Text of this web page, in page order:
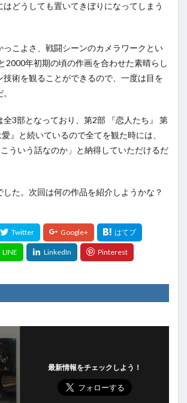
はどうしても置いてきぼりになってしまう
っこよさ、戦闘シーンのカメラワークとい
2000年初期の頃の作画を合わせた素晴らし
技術を観ることができるので、一度は目を
全3部となっており、第2部 『恋人たち』 第
』と続いているので全てを観た時には、
こういう話なのか」と納得していただけるだ
した。次回は何の作品を紹介しようかな？
最新情報をチェックしよう！